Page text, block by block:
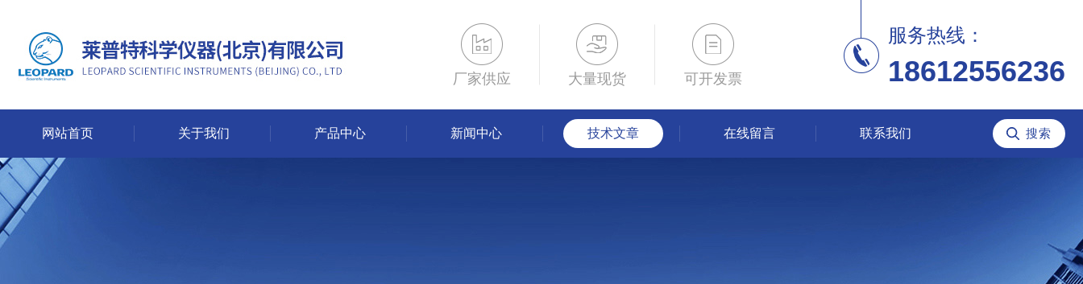
厂家供应 大量现货 可开发票
服务热线：
18612556236
网站首页 关于我们 产品中心 新闻中心 技术文章 在线留言 联系我们